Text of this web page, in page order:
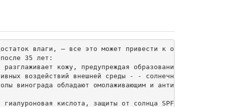
влаги, — все это может привести к образованию
после 35 лет:
кожу, предупреждая образование
воздействий внешней среды - - солнечного УФ-
винограда обладают омолаживающим и
кислота, защиты от солнца SPFI5),